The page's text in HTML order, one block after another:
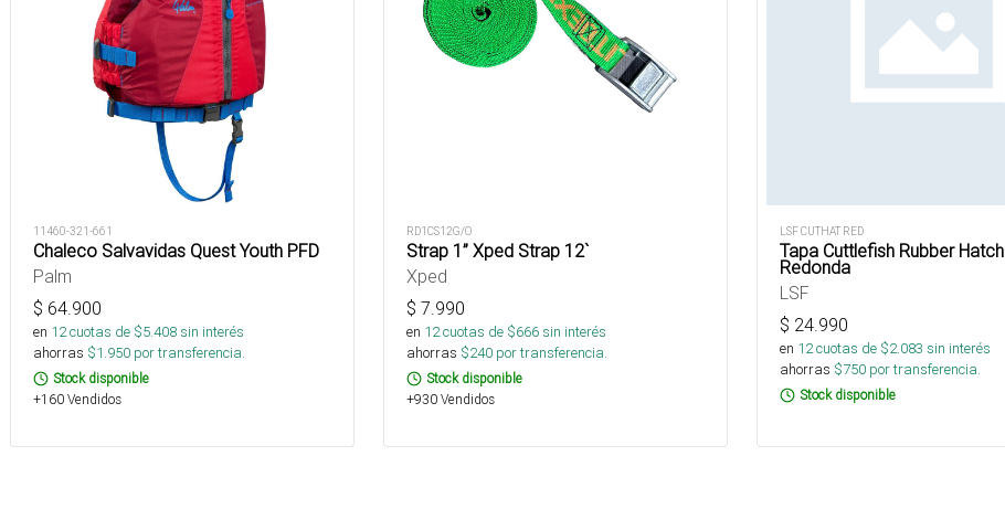
11460-321-661
Chaleco Salvavidas Quest Youth PFD
Palm
$ 64.900
en 12cuotas de $5.408sin interés
ahorras $1.950 por transferencia.
Stock disponible
+160 Vendidos
RD1CS12G/O
Strap 1” Xped Strap 12`
Xped
$ 7.990
en 12cuotas de $666sin interés
ahorras $240 por transferencia.
Stock disponible
+930 Vendidos
LSF CUTHAT RED
Tapa Cuttlefish Rubber Hatch
Redonda
LSF
$ 24.990
en 12cuotas de $2.083 sin interés
ahorras $750 por transferencia.
Stock disponible